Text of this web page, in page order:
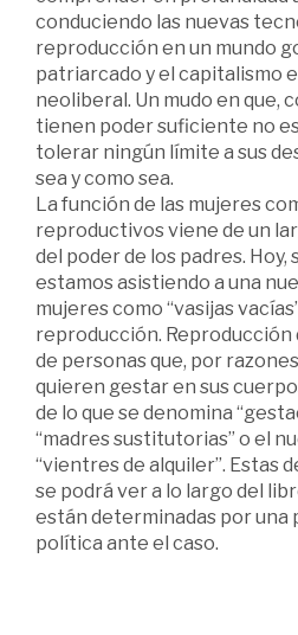
conduciendo las nuevas
reproducción en un mundo
patriarcado y el capitalismo
neoliberal. Un mudo en que,
tienen poder suficiente no
tolerar ningún límite a sus
sea y como sea.
La función de las mujeres
reproductivos viene de un
del poder de los padres.
estamos asistiendo a una
mujeres como “vasijas
reproducción. Reproducción
de personas que, por
quieren gestar en sus
de lo que se denomina
“madres sustitutorias” o el
“vientres de alquiler”. Estas
se podrá ver a lo largo del
están determinadas por una
política ante el caso.